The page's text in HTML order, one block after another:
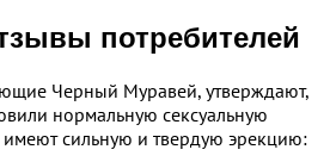
потребителей
Черный Муравей, утверждают,
нормальную сексуальную
сильную и твердую эрекцию: